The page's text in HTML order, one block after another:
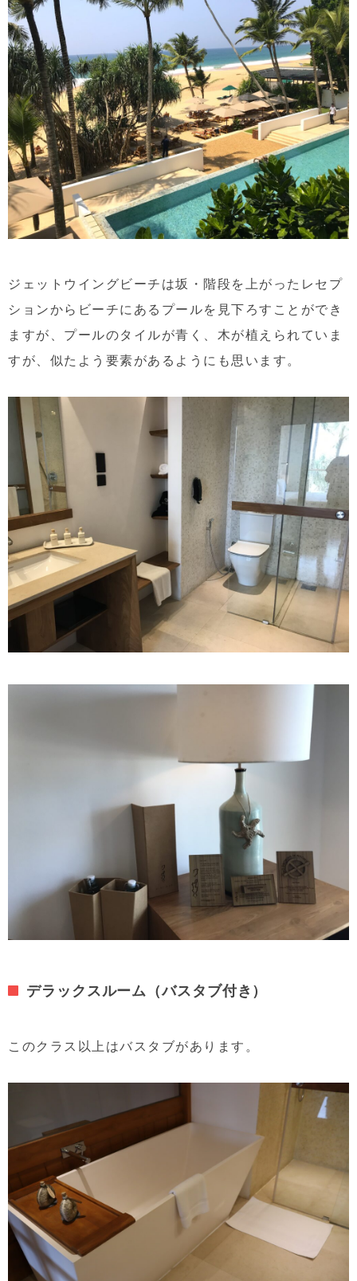
ジェットウイングビーチは坂・階段を上がったレセプ
ションからビーチにあるプールを見下ろすことができ
ますが、プールのタイルが青く、木が植えられていま
すが、似たよう要素があるようにも思います。
デラックスルーム（バスタブ付き）
このクラス以上はバスタブがあります。